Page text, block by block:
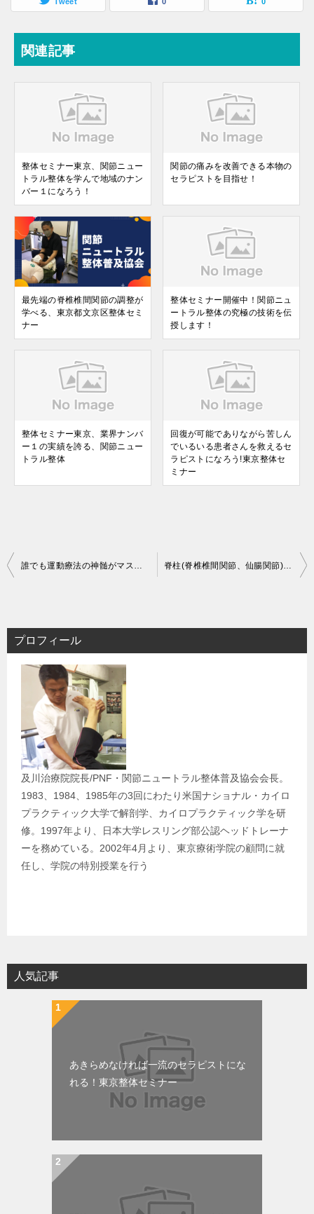
関連記事
整体セミナー東京、関節ニュー
トラル整体を学んで地域のナン
バー１になろう！
関節の痛みを改善できる本物の
セラピストを目指せ！
最先端の脊椎椎間関節の調整が
学べる、東京都文京区整体セミ
ナー
整体セミナー開催中！関節ニュ
ートラル整体の究極の技術を伝
授します！
整体セミナー東京、業界ナンバ
ー１の実績を誇る、関節ニュー
トラル整体
回復が可能でありながら苦しん
でいるいる患者さんを救えるセ
ラピストになろう!東京整体セ
ミナー
投
ビ
ゲ
プロフィール
及川治療院院長/PNF・関節ニュートラル整体普及協会会長。
1983、1984、1985年の3回にわたり米国ナショナル・カイロ
プラクティック大学で解剖学、カイロプラクティック学を研
修。1997年より、日本大学レスリング部公認ヘッドトレーナ
ーを務めている。2002年4月より、東京療術学院の顧問に就
任し、学院の特別授業を行う
人気記事
あきらめなければ一流のセラピストにな
れる！東京整体セミナー